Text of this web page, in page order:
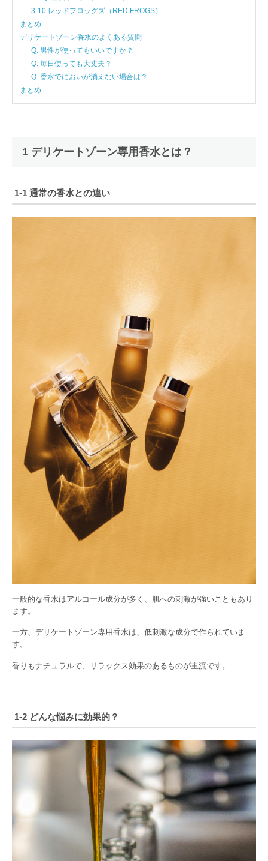
3-10 レッドフロッグズ（RED FROGS）
まとめ
デリケートゾーン香水のよくある質問
Q. 男性が使ってもいいですか？
Q. 毎日使っても大丈夫？
Q. 香水でにおいが消えない場合は？
まとめ
1 デリケートゾーン専用香水とは？
1-1 通常の香水との違い
一般的な香水はアルコール成分が多く、肌への刺激が強いこともあり
ます。
一方、デリケートゾーン専用香水は、低刺激な成分で作られていま
す。
香りもナチュラルで、リラックス効果のあるものが主流です。
1-2 どんな悩みに効果的？